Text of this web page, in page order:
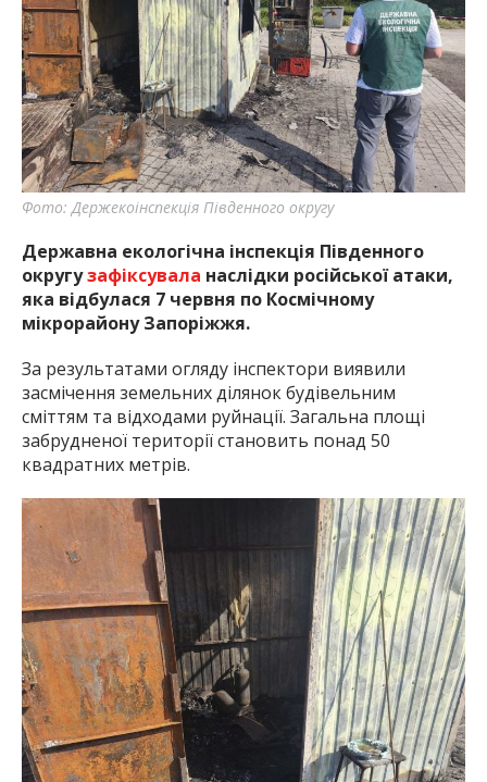
найважливішу інформацію про події
міста Запоріжжя та області.
Фото: Держекоінспекція Південного округу
Державна екологічна інспекція Південного
округузафіксувала наслідки російської атаки,
яка відбулася 7 червня по Космічному
мікрорайону Запоріжжя.
За результатами огляду інспектори виявили
засмічення земельних ділянок будівельним
сміттям та відходами руйнації. Загальна площі
забрудненої території становить понад 50
квадратних метрів.